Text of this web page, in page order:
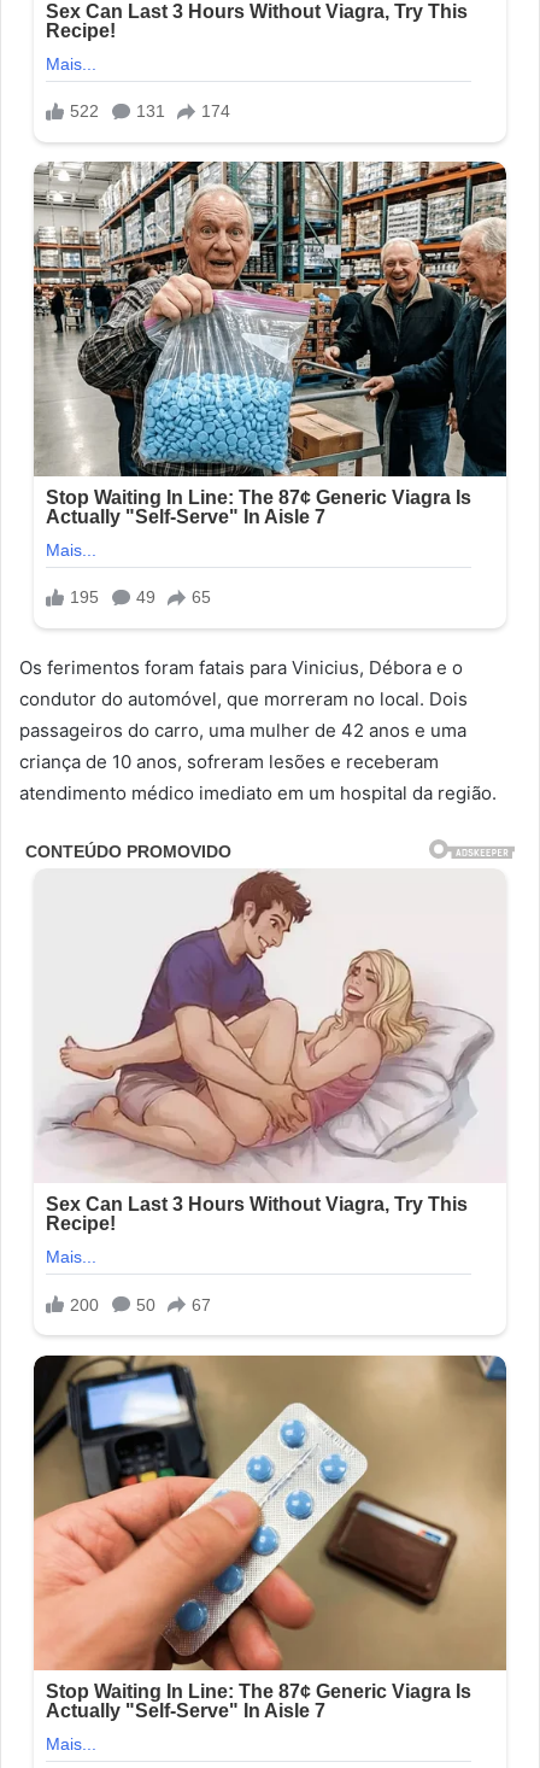
Os ferimentos foram fatais para Vinicius, Débora e o
condutor do automóvel, que morreram no local. Dois
passageiros do carro, uma mulher de 42 anos e uma
criança de 10 anos, sofreram lesões e receberam
atendimento médico imediato em um hospital da região.